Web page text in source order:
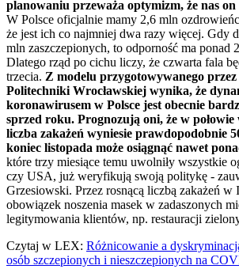
planowaniu przeważa optymizm, że nas
W Polsce oficjalnie mamy 2,6 mln
że jest ich co najmniej dwa razy więcej. Gdy
mln zaszczepionych, to odporność ma ponad
Dlatego rząd po cichu liczy, że czwarta fala
trzecia. Z modelu przygotowywanego
Politechniki Wrocławskiej wynika, że
koronawirusem w Polsce jest obecnie
sprzed roku. Prognozują oni, że w połowie
liczba zakażeń wyniesie prawdopodobnie
koniec listopada może osiągnąć nawet
które trzy miesiące temu uwolniły wszystkie
czy USA, już weryfikują swoją politykę -
Grzesiowski. Przez rosnącą liczbą zakażeń
obowiązek noszenia masek w zadaszonych
legitymowania klientów, np. restauracji
Czytaj w LEX: Różnicowanie a
osób szczepionych i nieszczepionych na